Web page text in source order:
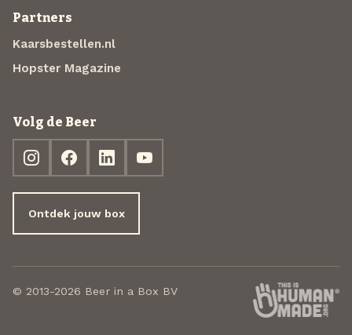
Partners
Kaarsbestellen.nl
Hopster Magazine
Volg de Beer
Ontdek jouw box
© 2013-2026 Beer in a Box BV